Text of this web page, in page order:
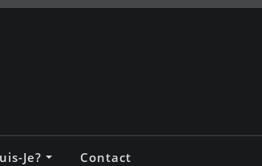
Je? Contact